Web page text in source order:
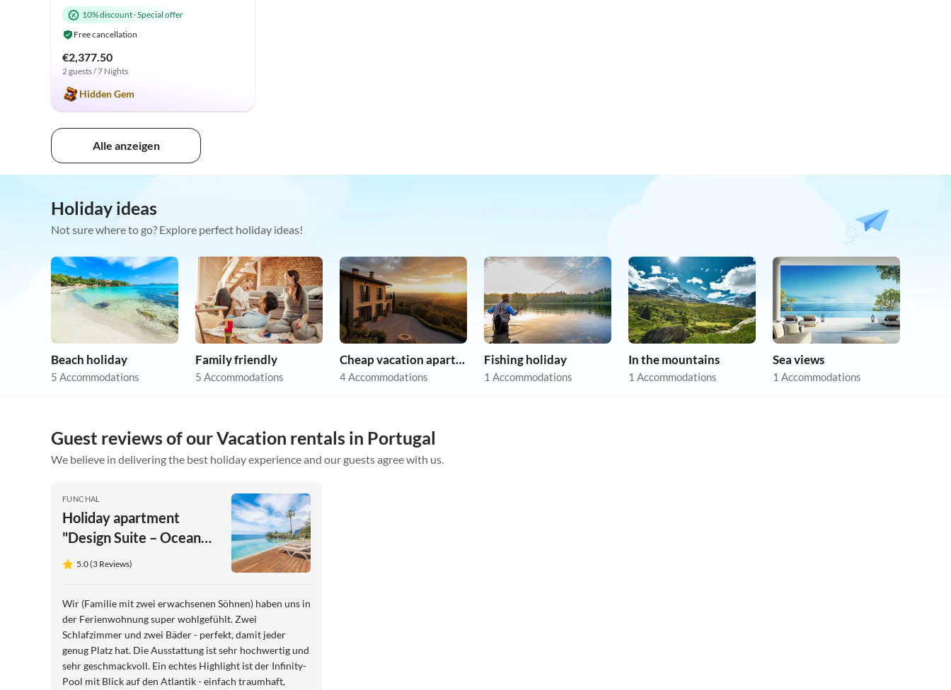
10% discount·Special offer
Free cancellation
€2,377.50
2 guests / 7 Nights
Hidden Gem
Alle anzeigen
Holiday ideas
Not sure where to go? Explore perfect holiday ideas!
Beach holiday
5 Accommodations
Family friendly
5 Accommodations
Cheap vacation apartments
4 Accommodations
Fishing holiday
1 Accommodations
In the mountains
1 Accommodations
Sea views
1 Accommodations
Guest reviews of our Vacation rentals in Portugal
We believe in delivering the best holiday experience and our guests agree with us.
FUNCHAL
Holiday apartment
"Design Suite – Ocean
View & Sound at Praia
5.0 (3 Reviews)
Wir (Familie mit zwei erwachsenen Söhnen) haben uns in
der Ferienwohnung super wohlgefühlt. Zwei
Schlafzimmer und zwei Bäder - perfekt, damit jeder
genug Platz hat. Die Ausstattung ist sehr hochwertig und
sehr geschmackvoll. Ein echtes Highlight ist der Infinity-
Pool mit Blick auf den Atlantik - einfach traumhaft,